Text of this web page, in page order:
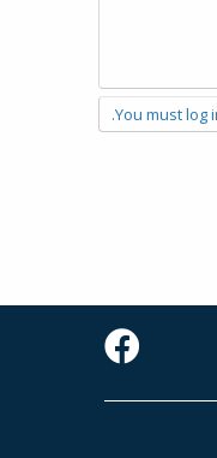
You must log